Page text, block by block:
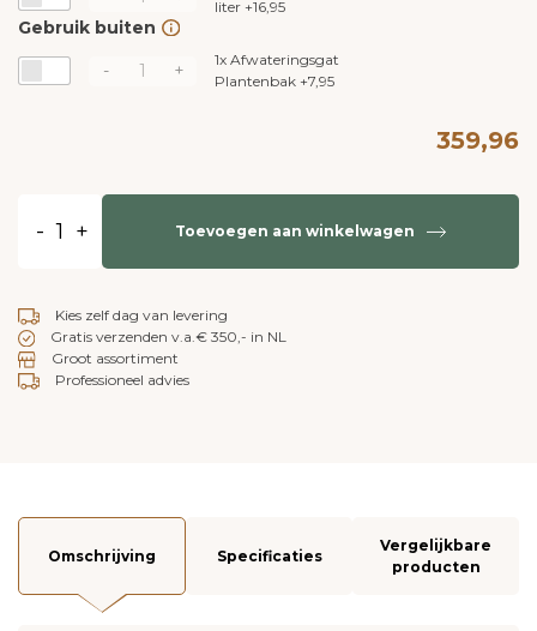
liter +16,95
Gebruik buiten
-
+ 1x Afwateringsgat
Plantenbak +7,95
359,96
- + Toevoegen aan winkelwagen
Kies zelf dag van levering
Gratis verzenden v.a.€ 350,- in NL
Groot assortiment
Professioneel advies
Omschrijving Specificaties
Vergelijkbare
producten